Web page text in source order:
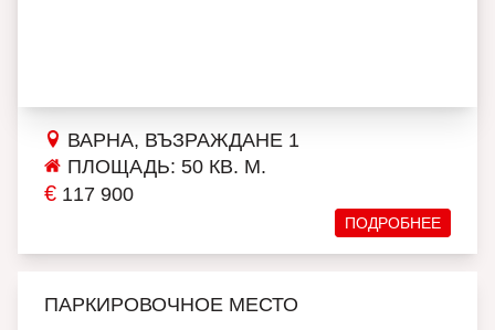
ВАРНА, ВЪЗРАЖДАНЕ 1
ПЛОЩАДЬ: 50 КВ. М.
€ 117 900
ПОДРОБНЕЕ
ПАРКИРОВОЧНОЕ МЕСТО